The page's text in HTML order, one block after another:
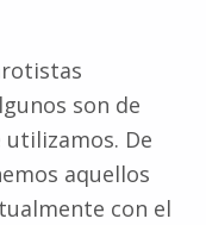
son de
De
aquellos
con el